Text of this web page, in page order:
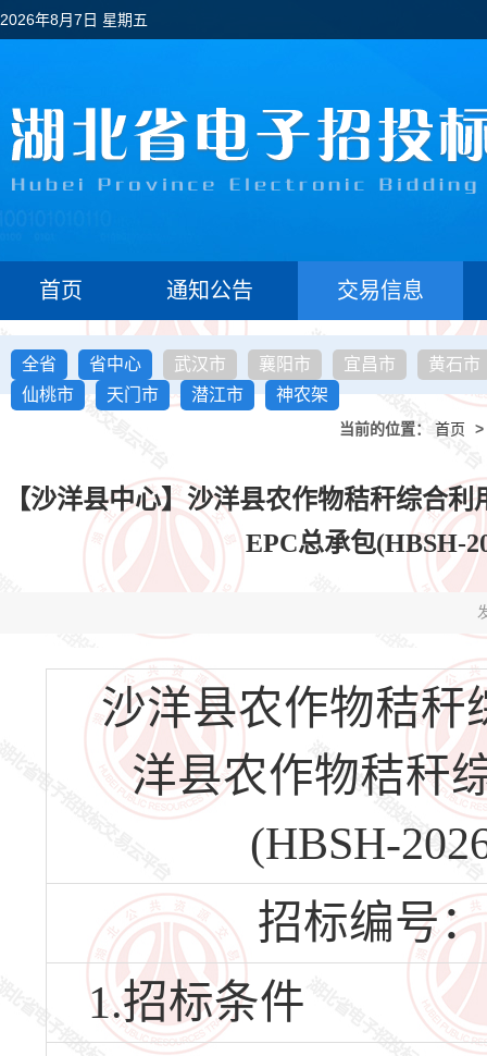
2026年8月7日 星期五
首页 通知公告 交易信息
全省 省中心 武汉市 襄阳市 宜昌市
黄石市
仙桃市
天门市 潜江市 神农架
当前的位置： 首页 >
【沙洋县中心】沙洋县农作物秸秆综合
EPC总承包(HBSH-
沙洋县农作物秸秆
洋县农作物秸秆
(HBSH-
招标编号
1.招标条件